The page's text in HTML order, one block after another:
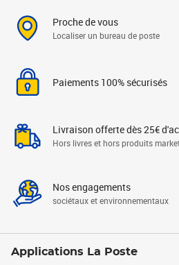
Proche de vous
Localiser un bureau de poste
Paiements 100% sécurisés
Livraison offerte dès 25€
Hors livres et hors produits
Nos engagements
sociétaux et environnementaux
Applications La Poste